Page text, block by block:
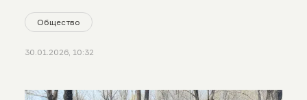
Общество
30.01.2026, 10:32